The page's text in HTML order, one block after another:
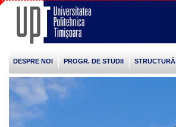
DESPRE NOI PROGR. DE STUDII STRUCTURĂ